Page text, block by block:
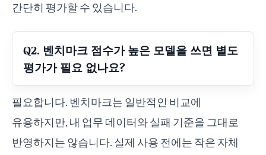
간단히 평가할 수 있습니다.
Q2. 벤치마크 점수가 높은 모델을 쓰면 별도
평가가 필요 없나요?
필요합니다. 벤치마크는 일반적인 비교에
유용하지만, 내 업무 데이터와 실패 기준을 그대로
반영하지는 않습니다. 실제 사용 전에는 작은 자체